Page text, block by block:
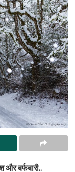
और बर्फबारी..